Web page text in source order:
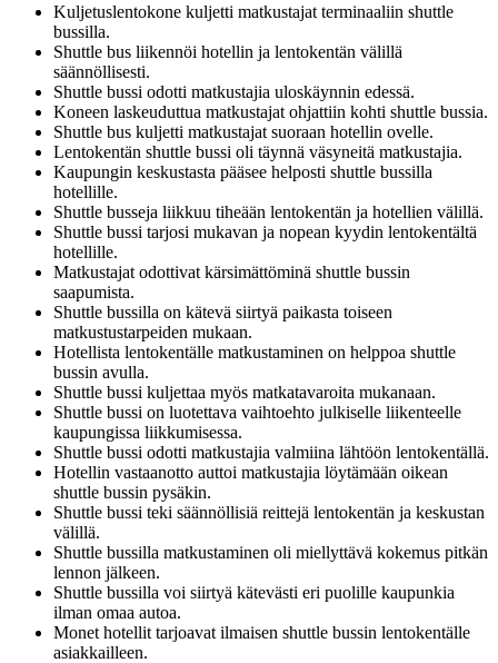
Kuljetuslentokone kuljetti matkustajat terminaaliin shuttle
bussilla.
Shuttle bus liikennöi hotellin ja lentokentän välillä
säännöllisesti.
Shuttle bussi odotti matkustajia uloskäynnin edessä.
Koneen laskeuduttua matkustajat ohjattiin kohti shuttle bussia.
Shuttle bus kuljetti matkustajat suoraan hotellin ovelle.
Lentokentän shuttle bussi oli täynnä väsyneitä matkustajia.
Kaupungin keskustasta pääsee helposti shuttle bussilla
hotellille.
Shuttle busseja liikkuu tiheään lentokentän ja hotellien välillä.
Shuttle bussi tarjosi mukavan ja nopean kyydin lentokentältä
hotellille.
Matkustajat odottivat kärsimättöminä shuttle bussin
saapumista.
Shuttle bussilla on kätevä siirtyä paikasta toiseen
matkustustarpeiden mukaan.
Hotellista lentokentälle matkustaminen on helppoa shuttle
bussin avulla.
Shuttle bussi kuljettaa myös matkatavaroita mukanaan.
Shuttle bussi on luotettava vaihtoehto julkiselle liikenteelle
kaupungissa liikkumisessa.
Shuttle bussi odotti matkustajia valmiina lähtöön lentokentällä.
Hotellin vastaanotto auttoi matkustajia löytämään oikean
shuttle bussin pysäkin.
Shuttle bussi teki säännöllisiä reittejä lentokentän ja keskustan
välillä.
Shuttle bussilla matkustaminen oli miellyttävä kokemus pitkän
lennon jälkeen.
Shuttle bussilla voi siirtyä kätevästi eri puolille kaupunkia
ilman omaa autoa.
Monet hotellit tarjoavat ilmaisen shuttle bussin lentokentälle
asiakkailleen.